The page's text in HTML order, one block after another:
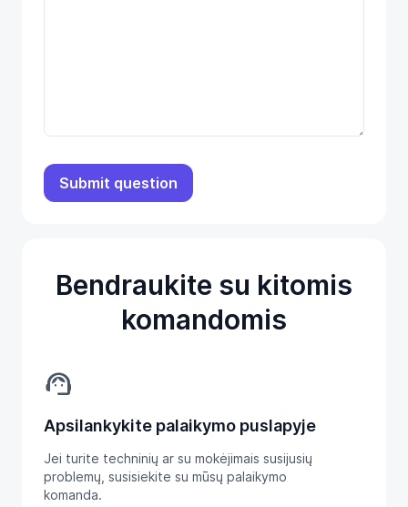
Bendraukite su kitomis
komandomis
support_agent
Apsilankykite palaikymo puslapyje
Jei turite techninių ar su mokėjimais susijusių
problemų, susisiekite su mūsų palaikymo
komanda.